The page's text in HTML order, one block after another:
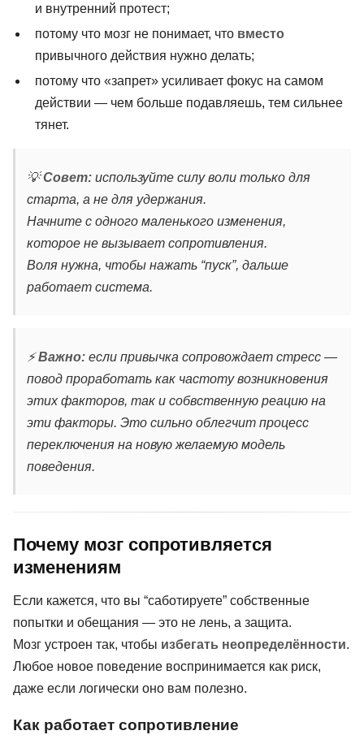
и внутренний протест;
потому что мозг не понимает, что вместо
привычного действия нужно делать;
потому что «запрет» усиливает фокус на самом
действии — чем больше подавляешь, тем сильнее
тянет.
💡Совет: используйте силу воли только для
старта, а не для удержания.
Начните с одного маленького изменения,
которое не вызывает сопротивления.
Воля нужна, чтобы нажать “пуск”, дальше
работает система.
⚡Важно: если привычка сопровождает стресс —
повод проработать как частоту возникновения
этих факторов, так и собвственную реацию на
эти факторы. Это сильно облегчит процесс
переключения на новую желаемую модель
поведения.
Почему мозг сопротивляется
изменениям
Если кажется, что вы “саботируете” собственные
попытки и обещания — это не лень, а защита.
Мозг устроен так, чтобы избегать неопределённости.
Любое новое поведение воспринимается как риск,
даже если логически оно вам полезно.
Как работает сопротивление